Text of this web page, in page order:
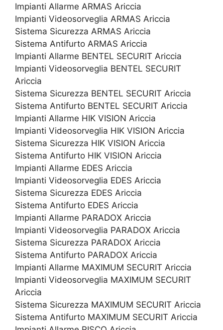
Impianti Allarme ARMAS Ariccia
Impianti Videosorveglia ARMAS Ariccia
Sistema Sicurezza ARMAS Ariccia
Sistema Antifurto ARMAS Ariccia
Impianti Allarme BENTEL SECURIT Ariccia
Impianti Videosorveglia BENTEL SECURIT
Ariccia
Sistema Sicurezza BENTEL SECURIT Ariccia
Sistema Antifurto BENTEL SECURIT Ariccia
Impianti Allarme HIK VISION Ariccia
Impianti Videosorveglia HIK VISION Ariccia
Sistema Sicurezza HIK VISION Ariccia
Sistema Antifurto HIK VISION Ariccia
Impianti Allarme EDES Ariccia
Impianti Videosorveglia EDES Ariccia
Sistema Sicurezza EDES Ariccia
Sistema Antifurto EDES Ariccia
Impianti Allarme PARADOX Ariccia
Impianti Videosorveglia PARADOX Ariccia
Sistema Sicurezza PARADOX Ariccia
Sistema Antifurto PARADOX Ariccia
Impianti Allarme MAXIMUM SECURIT Ariccia
Impianti Videosorveglia MAXIMUM SECURIT
Ariccia
Sistema Sicurezza MAXIMUM SECURIT Ariccia
Sistema Antifurto MAXIMUM SECURIT Ariccia